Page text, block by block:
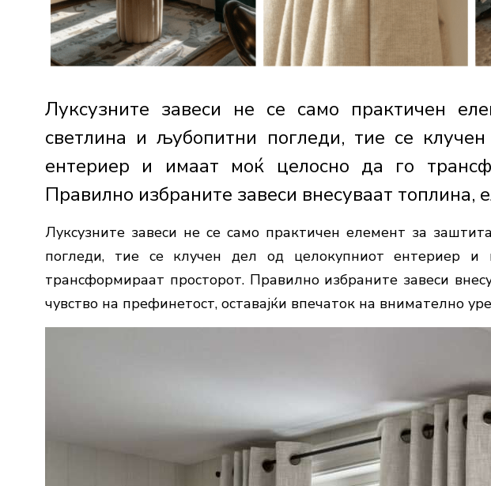
Луксузните завеси не се само практичен
светлина и љубопитни погледи, тие се
ентериер и имаат моќ целосно да го
Правилно избраните завеси внесуваат топлина,
Луксузните завеси не се само практичен елемент за
погледи, тие се клучен дел од целокупниот ентериер
трансформираат просторот. Правилно избраните завеси
чувство на префинетост, оставајќи впечаток на внимателно